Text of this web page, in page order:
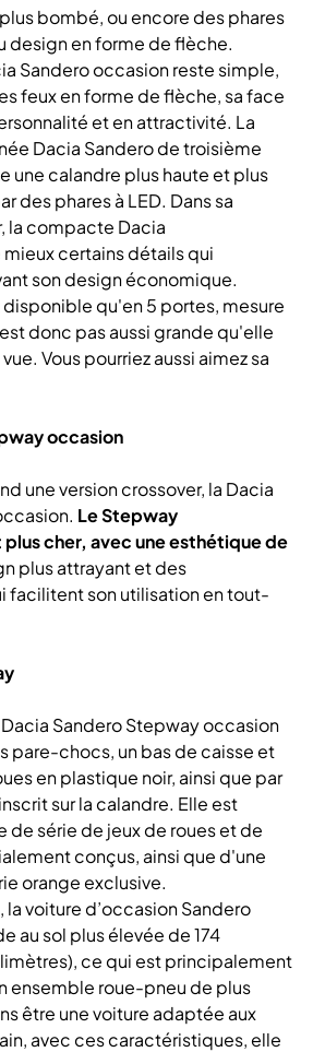
bombé, ou encore des phares
design en forme de flèche.
Sandero occasion reste simple,
feux en forme de flèche, sa face
et en attractivité. La
Dacia Sandero de troisième
une calandre plus haute et plus
des phares à LED. Dans sa
la compacte Dacia
certains détails qui
son design économique.
disponible qu'en 5 portes, mesure
donc pas aussi grande qu'elle
Vous pourriez aussi aimez sa
occasion
une version crossover, la Dacia
Le Stepway
cher, avec une esthétique de
plus attrayant et des
facilitent son utilisation en tout-
Sandero Stepway occasion
pare-chocs, un bas de caisse et
en plastique noir, ainsi que par
sur la calandre. Elle est
série de jeux de roues et de
conçus, ainsi que d'une
orange exclusive.
la voiture d’occasion Sandero
au sol plus élevée de 174
ce qui est principalement
ensemble roue-pneu de plus
être une voiture adaptée aux
avec ces caractéristiques, elle